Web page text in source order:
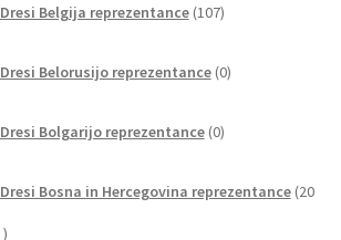
Dresi Belgija reprezentance 107izdelkov
Dresi Belorusijo reprezentance 0izdelkov
Dresi Bolgarijo reprezentance 0izdelkov
Dresi Bosna in Hercegovina reprezentance 20
20